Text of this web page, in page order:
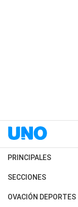
PRINCIPALES
Últimas Noticias
Política
SECCIONES
Horóscopo
OVACIÓN DEPORTES